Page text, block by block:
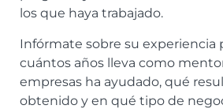
los que haya trabajado.
Infórmate sobre su experiencia
cuántos años lleva como
empresas ha ayudado, qué
obtenido y en qué tipo de